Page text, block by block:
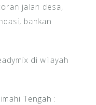
jalan desa,
bahkan
di wilayah
Tengah :